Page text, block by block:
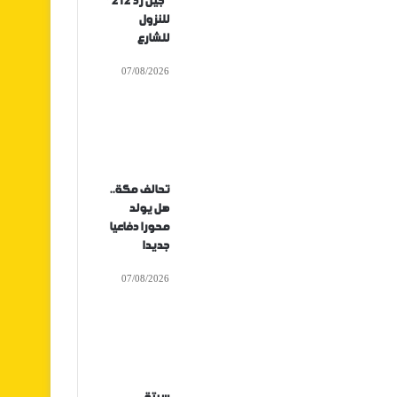
للنزول
للشارع
07/08/2026
تحالف مكة..
هل يولد
محورا دفاعيا
جديدا
07/08/2026